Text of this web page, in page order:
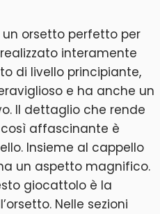
orsetto perfetto per
interamente
di livello principiante,
e ha anche un
Il dettaglio che rende
così affascinante è
Insieme al cappello
un aspetto magnifico.
giocattolo è la
Nelle sezioni